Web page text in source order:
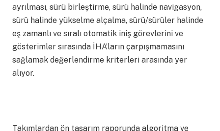
ayrılması, sürü birleştirme, sürü halinde navigasyon,
sürü halinde yükselme alçalma, sürü/sürüler halinde
eş zamanlı ve sıralı otomatik iniş görevlerini ve
gösterimler sırasında İHA’ların çarpışmamasını
sağlamak değerlendirme kriterleri arasında yer
alıyor.
Takımlardan ön tasarım raporunda algoritma ve